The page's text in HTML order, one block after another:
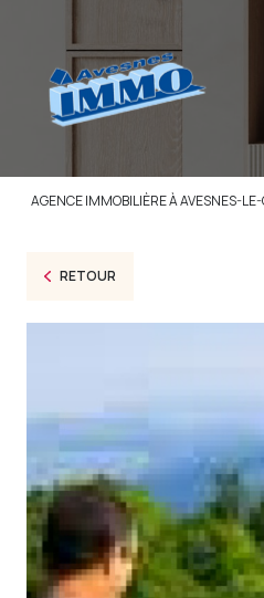
AGENCE IMMOBILIÈRE À AVESNES-
RETOUR